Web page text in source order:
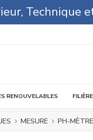
Technique
RENOUVELABLES
MESURE PH-